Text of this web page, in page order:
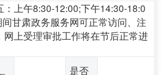
：上午8:30-12:00;下午14:30-18:0
甘肃政务服务网可正常访问、注
网上受理审批工作将在节后正常进
是否